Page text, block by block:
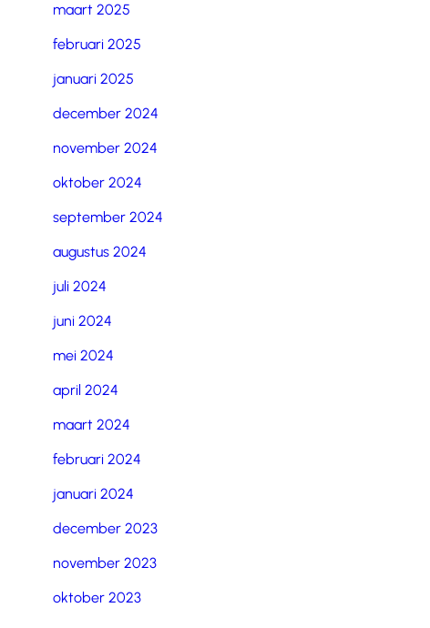
maart 2025
februari 2025
januari 2025
december 2024
november 2024
oktober 2024
september 2024
augustus 2024
juli 2024
juni 2024
mei 2024
april 2024
maart 2024
februari 2024
januari 2024
december 2023
november 2023
oktober 2023